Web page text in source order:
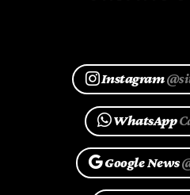
Instagram
WhatsApp
Google News